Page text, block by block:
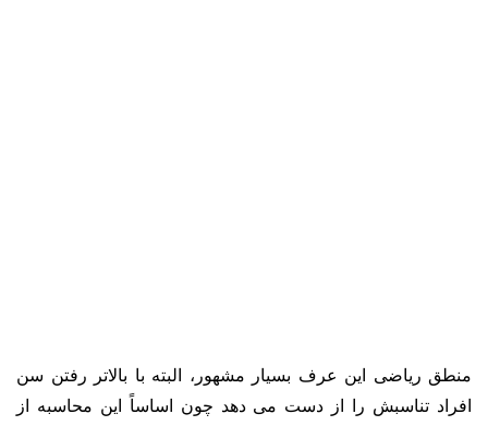
منطق ریاضی این عرف بسیار مشهور، البته با بالاتر رفتن سن
افراد تناسبش را از دست می دهد چون اساساً این محاسبه از